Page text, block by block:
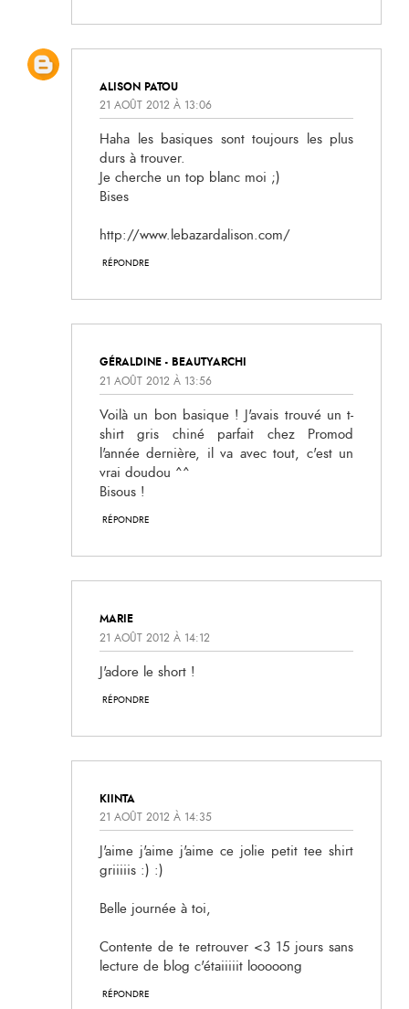
ALISON PATOU
21 AOÛT 2012 À 13:06
Haha les basiques sont toujours les plus
durs à trouver.
Je cherche un top blanc moi ;)
Bises
http://www.lebazardalison.com/
RÉPONDRE
GÉRALDINE - BEAUTYARCHI
21 AOÛT 2012 À 13:56
Voilà un bon basique ! J'avais trouvé un t-
shirt gris chiné parfait chez Promod
l'année dernière, il va avec tout, c'est un
vrai doudou ^^
Bisous !
RÉPONDRE
MARIE
21 AOÛT 2012 À 14:12
J'adore le short !
RÉPONDRE
KIINTA
21 AOÛT 2012 À 14:35
J'aime j'aime j'aime ce jolie petit tee shirt
griiiiis :) :)
Belle journée à toi,
Contente de te retrouver <3 15 jours sans
lecture de blog c'étaiiiiit looooong
RÉPONDRE